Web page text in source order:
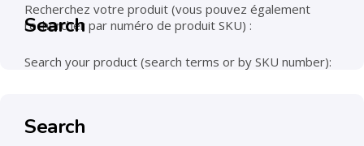
Recherchez votre produit (vous pouvez également
rechercher par numéro de produit SKU) :
Search
Search your product (search terms or by SKU number):
Search